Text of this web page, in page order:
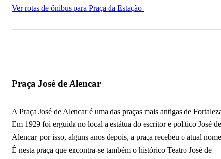
Ver rotas de ônibus para Praça da Estação
Praça José de Alencar
A Praça José de Alencar é uma das praças mais antigas de
Em 1929 foi erguida no local a estátua do escritor e político José de
Alencar, por isso, alguns anos depois, a praça recebeu o atual
É nesta praça que encontra-se também o histórico Teatro José de